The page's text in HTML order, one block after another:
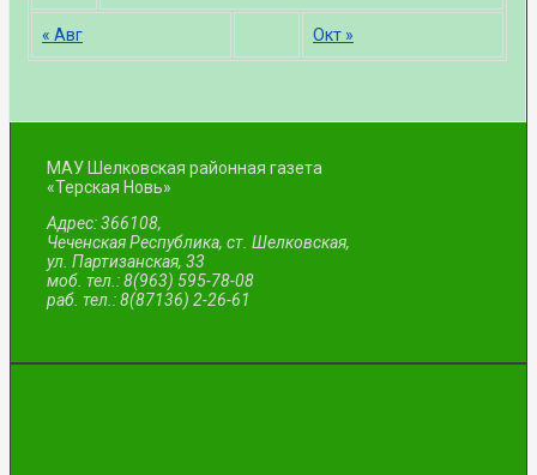
« Авг Окт »
МАУ Шелковская районная газета
«Терская Новь»
Адрес: 366108,
Чеченская Республика, ст. Шелковская,
ул. Партизанская, 33
моб. тел.: 8(963) 595-78-08
раб. тел.: 8(87136) 2-26-61